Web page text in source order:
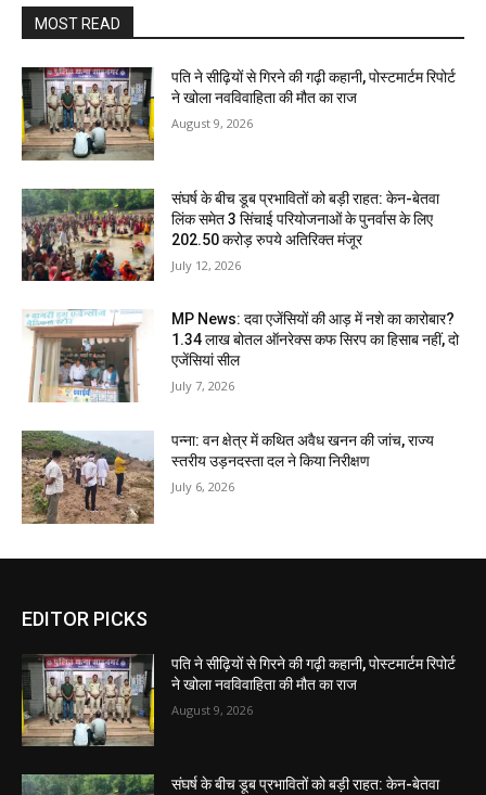
MOST READ
पति ने सीढ़ियों से गिरने की गढ़ी कहानी, पोस्टमार्टम रिपोर्ट
ने खोला नवविवाहिता की मौत का राज
August 9, 2026
संघर्ष के बीच डूब प्रभावितों को बड़ी राहत: केन-बेतवा
लिंक समेत 3 सिंचाई परियोजनाओं के पुनर्वास के लिए
202.50 करोड़ रुपये अतिरिक्त मंजूर
July 12, 2026
MP News: दवा एजेंसियों की आड़ में नशे का कारोबार?
1.34 लाख बोतल ऑनरेक्स कफ सिरप का हिसाब नहीं, दो
एजेंसियां सील
July 7, 2026
पन्ना: वन क्षेत्र में कथित अवैध खनन की जांच, राज्य
स्तरीय उड़नदस्ता दल ने किया निरीक्षण
July 6, 2026
EDITOR PICKS
पति ने सीढ़ियों से गिरने की गढ़ी कहानी, पोस्टमार्टम रिपोर्ट
ने खोला नवविवाहिता की मौत का राज
August 9, 2026
संघर्ष के बीच डूब प्रभावितों को बड़ी राहत: केन-बेतवा